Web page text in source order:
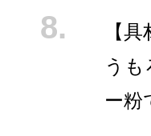
【
う
ー粉